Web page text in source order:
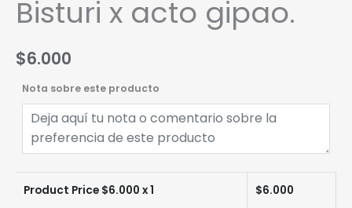
Bisturi x acto gipao.
$6.000
Nota sobre este producto
Product Price $6.000 x 1 $6.000